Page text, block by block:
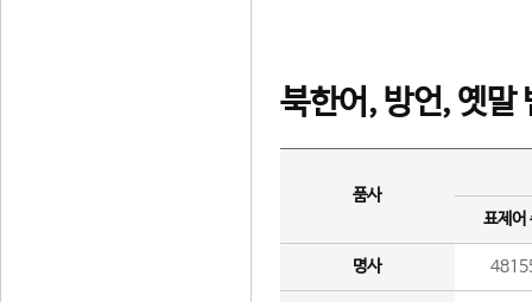
북한어, 방언, 옛말
품사
표제어
명사